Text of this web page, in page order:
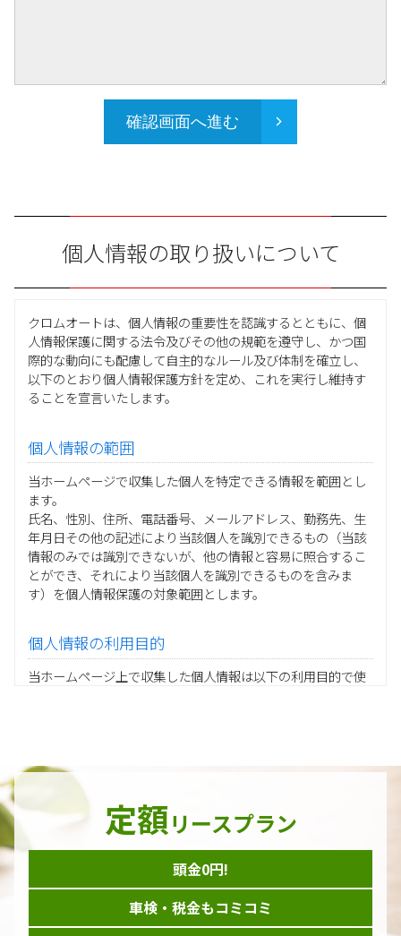
確認画面へ進む
個人情報の取り扱いについて
クロムオートは、個人情報の重要性を認識するとともに、個
人情報保護に関する法令及びその他の規範を遵守し、かつ国
際的な動向にも配慮して自主的なルール及び体制を確立し、
以下のとおり個人情報保護方針を定め、これを実行し維持す
ることを宣言いたします。
個人情報の範囲
当ホームページで収集した個人を特定できる情報を範囲とし
ます。
氏名、性別、住所、電話番号、メールアドレス、勤務先、生
年月日その他の記述により当該個人を識別できるもの（当該
情報のみでは識別できないが、他の情報と容易に照合するこ
とができ、それにより当該個人を識別できるものを含みま
す）を個人情報保護の対象範囲とします。
個人情報の利用目的
当ホームページ上で収集した個人情報は以下の利用目的で使
当グループの業務に従事する協力会社様担当者の識別
当グループ内で共同利用する人事関連システムの運用
ダイレクトメール等を利用したアンケート・キャンペーン
などの意見・情報の調査
当ホームページはサービスに関するお問い合わせやご質問、
資料のご請求や各サービス等のお申し込みなど、当ホームペ
定額リースプラン
頭金0円!
車検・税金もコミコミ